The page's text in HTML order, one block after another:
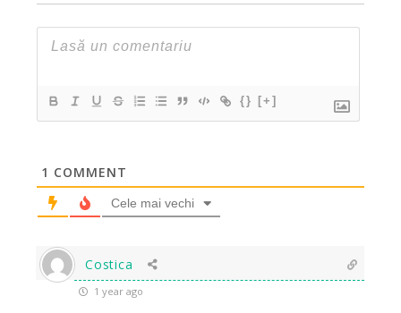
{} [+]
1 COMMENT
Cele mai vechi
Costica
1 year ago